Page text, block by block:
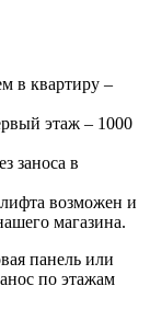
в квартиру –
этаж – 1000
заноса в
возможен и
магазина.
панель или
по этажам